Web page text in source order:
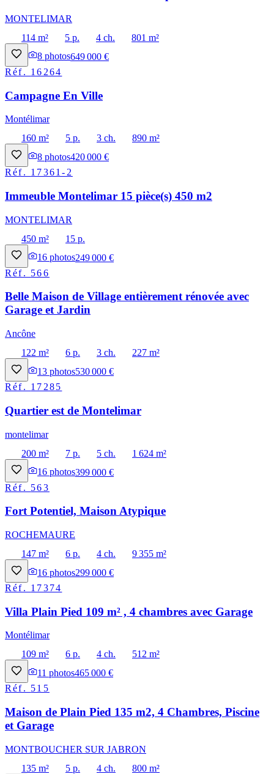
MONTELIMAR
114 m²
5 p. 4 ch.
801 m²
8 photos649 000 €
Réf. 16264
Campagne En Ville
Montélimar
160 m²
5 p. 3 ch.
890 m²
8 photos420 000 €
Réf. 17361-2
Immeuble Montelimar 15 pièce(s) 450 m2
MONTELIMAR
450 m²
15 p.
16 photos249 000 €
Réf. 566
Belle Maison de Village entièrement rénovée avec
Garage et Jardin
Ancône
122 m²
6 p. 3 ch.
227 m²
13 photos530 000 €
Réf. 17285
Quartier est de Montelimar
montelimar
200 m²
7 p. 5 ch.
1 624 m²
16 photos399 000 €
Réf. 563
Fort Potentiel, Maison Atypique
ROCHEMAURE
147 m²
6 p. 4 ch.
9 355 m²
16 photos299 000 €
Réf. 17374
Villa Plain Pied 109 m² , 4 chambres avec Garage
Montélimar
109 m²
6 p. 4 ch.
512 m²
11 photos465 000 €
Réf. 515
Maison de Plain Pied 135 m2, 4 Chambres, Piscine
et Garage
MONTBOUCHER SUR JABRON
135 m²
5 p. 4 ch.
800 m²